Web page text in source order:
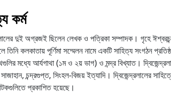
কর্ম
দুই অগ্রজই ছিলেন লেখক ও পত্রিকা সম্পাদক। গৃহে
তিনি কলকাতায় পূর্ণিমা সম্মেলন নামে একটি সাহিত্য সংগঠন
মধ্যে আর্যগাথা (১ম ও ২য় ভাগ) ও মন্দ্র বিখ্যাত।
চন্দ্রগুপ্ত, সিংহল-বিজয় ইত্যাদি। দ্বিজেন্দ্রলালের
প্রকাশিত হয়েছে।